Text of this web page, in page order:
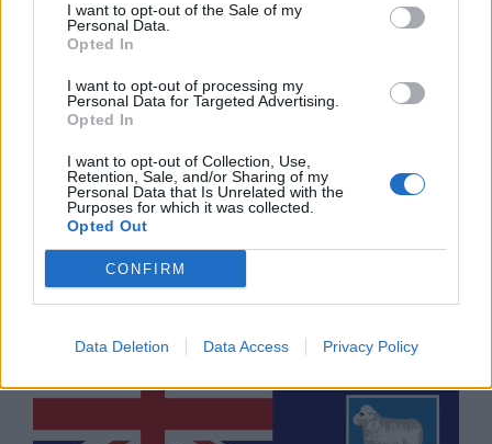
I want to opt-out of the Sale of my
Personal Data.
Opted In
I want to opt-out of processing my
Personal Data for Targeted Advertising.
Opted In
I want to opt-out of Collection, Use,
Retention, Sale, and/or Sharing of my
Personal Data that Is Unrelated with the
Purposes for which it was collected.
Opted Out
CONFIRM
Data Deletion Data Access Privacy Policy
Байдън подчерта важността на мира
в Северна Ирландия